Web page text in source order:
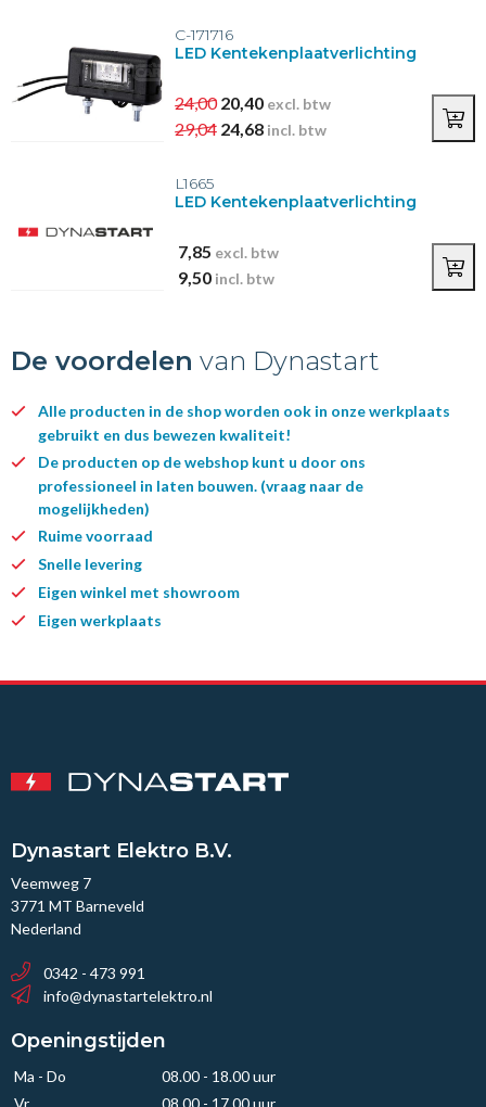
C-171716
LED Kentekenplaatverlichting
24,0020,40 excl. btw
29,04 24,68 incl. btw
L1665
LED Kentekenplaatverlichting
7,85 excl. btw
9,50 incl. btw
De voordelen van Dynastart
Alle producten in de shop worden ook in onze werkplaats
gebruikt en dus bewezen kwaliteit!
De producten op de webshop kunt u door ons
professioneel in laten bouwen. (vraag naar de
mogelijkheden)
Ruime voorraad
Snelle levering
Eigen winkel met showroom
Eigen werkplaats
Dynastart Elektro B.V.
Veemweg 7
3771 MT Barneveld
Nederland
0342 - 473 991
info@dynastartelektro.nl
Openingstijden
Ma - Do
08.00 - 18.00 uur
Vr
08.00 - 17.00 uur